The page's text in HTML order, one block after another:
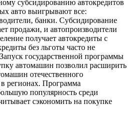
субсидированию автокредитов
авто выигрывают все:
банки. Субсидирование
продажи, и автопроизводители
получает автокредиты с
без льготы часто не
государственной программы
автомашин позволил расширить
отечественного
регионах. Программа
популярность среди
сэкономить на покупке